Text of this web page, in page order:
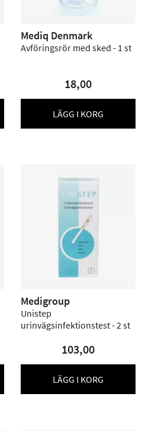
Mediq Denmark
Avföringsrör med sked - 1 st
18,00
LÄGG I KORG
Medigroup
Unistep
urinvägsinfektionstest - 2 st
103,00
LÄGG I KORG